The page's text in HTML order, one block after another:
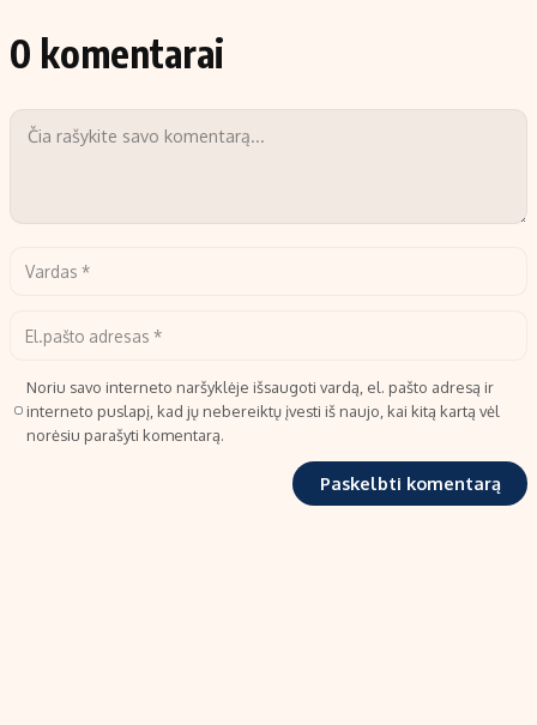
0 komentarai
Noriu savo interneto naršyklėje išsaugoti vardą, el. pašto adresą ir
interneto puslapį, kad jų nebereiktų įvesti iš naujo, kai kitą kartą vėl
norėsiu parašyti komentarą.